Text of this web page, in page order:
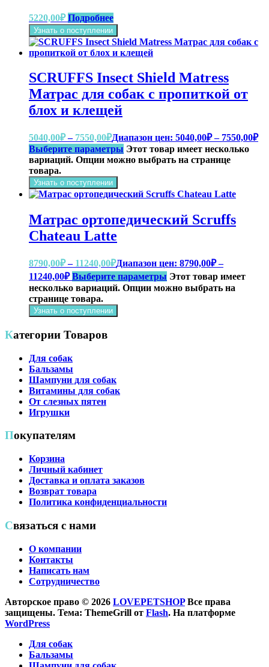
5220,00₽ Подробнее
Узнать о поступлении
SCRUFFS Insect Shield Matress
Матрас для собак с пропиткой от
блох и клещей
5040,00₽ – 7550,00₽Диапазон цен: 5040,00₽ – 7550,00₽
Выберите параметры Этот товар имеет несколько
вариаций. Опции можно выбрать на странице
товара.
Узнать о поступлении
Матрас ортопедический Scruffs
Chateau Latte
8790,00₽ – 11240,00₽Диапазон цен: 8790,00₽ –
11240,00₽ Выберите параметры Этот товар имеет
несколько вариаций. Опции можно выбрать на
странице товара.
Узнать о поступлении
Категории Товаров
Для собак
Бальзамы
Шампуни для собак
Витамины для собак
От слезных пятен
Игрушки
Покупателям
Корзина
Личный кабинет
Доставка и оплата заказов
Возврат товара
Политика конфиденциальности
Связаться с нами
О компании
Контакты
Написать нам
Сотрудничество
Авторское право © 2026 LOVEPETSHOPВсе права
защищены. Тема: ThemeGrill от Flash. На платформе
WordPress
Для собак
Бальзамы